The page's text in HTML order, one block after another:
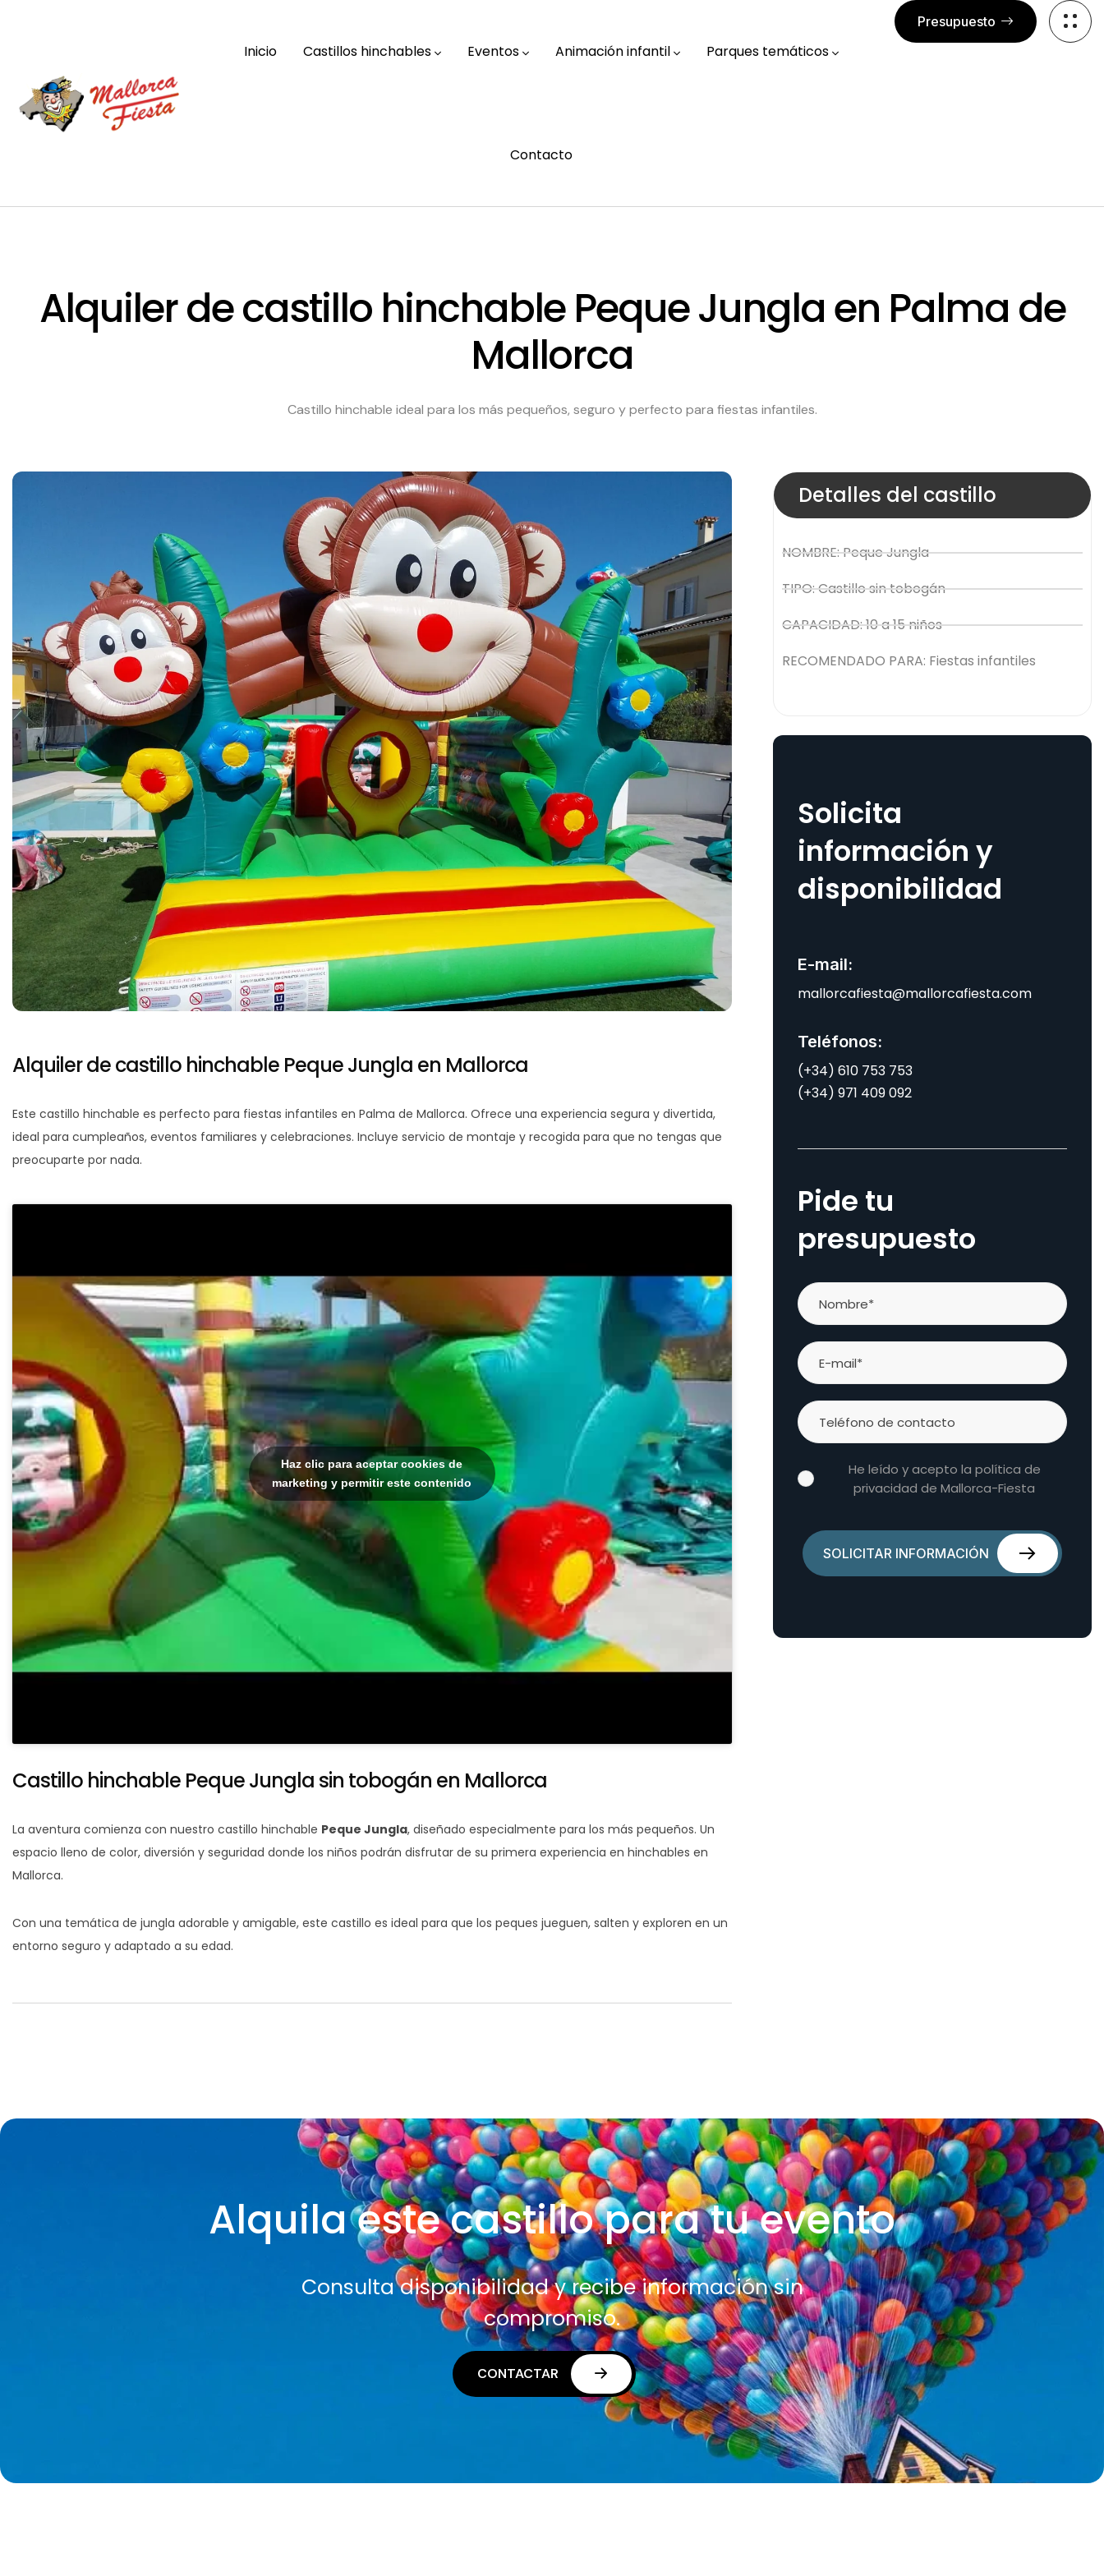
Inicio Castillos hinchables Eventos Animación infantil Parques temáticos
Contacto
Presupuesto
Alquiler de castillo hinchable Peque Jungla en Palma de
Mallorca
Castillo hinchable ideal para los más pequeños, seguro y perfecto para fiestas infantiles.
Alquiler de castillo hinchable Peque Jungla en Mallorca
Este castillo hinchable es perfecto para fiestas infantiles en Palma de Mallorca. Ofrece una experiencia segura y divertida,
ideal para cumpleaños, eventos familiares y celebraciones. Incluye servicio de montaje y recogida para que no tengas que
preocuparte por nada.
Haz clic para aceptar cookies de
marketing y permitir este contenido
Castillo hinchable Peque Jungla sin tobogán en Mallorca
La aventura comienza con nuestro castillo hinchable Peque Jungla, diseñado especialmente para los más pequeños. Un
espacio lleno de color, diversión y seguridad donde los niños podrán disfrutar de su primera experiencia en hinchables en
Mallorca.
Con una temática de jungla adorable y amigable, este castillo es ideal para que los peques jueguen, salten y exploren en un
entorno seguro y adaptado a su edad.
Detalles del castillo
NOMBRE: Peque Jungla
TIPO: Castillo sin tobogán
CAPACIDAD: 10 a 15 niños
RECOMENDADO PARA: Fiestas infantiles
Solicita
información y
disponibilidad
E-mail:
mallorcafiesta@mallorcafiesta.com
Teléfonos:
(+34) 610 753 753
(+34) 971 409 092
Pide tu
presupuesto
He leído y acepto la política de
privacidad de Mallorca-Fiesta
SOLICITAR INFORMACIÓN
Alquila este castillo para tu evento
Consulta disponibilidad y recibe información sin
compromiso.
CONTACTAR